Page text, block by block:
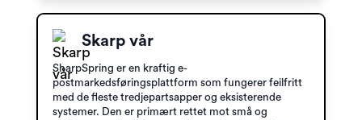
Skarp vår
SharpSpring er en kraftig e-
postmarkedsføringsplattform som fungerer feilfritt
med de fleste tredjepartsapper og eksisterende
systemer. Den er primært rettet mot små og